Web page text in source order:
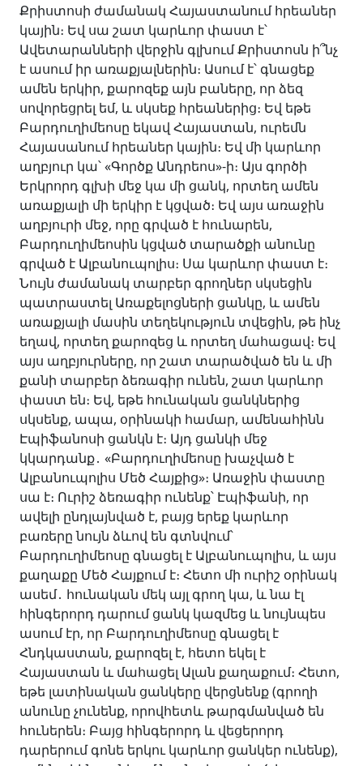
Քրիստոսի ժամանակ Հայաստանում հրեաներ
կային։ Եվ սա շատ կարևոր փաստ է՝
Ավետարանների վերջին գլխում Քրիստոսն ի՞նչ
է ասում իր առաքյալներին։ Ասում է՝ գնացեք
ամեն երկիր, քարոզեք այն բաները, որ ձեզ
սովորեցրել եմ, և սկսեք հրեաներից։ Եվ եթե
Բարդուղիմեոսը եկավ Հայաստան, ուրեմն
Հայասանում հրեաներ կային։ Եվ մի կարևոր
աղբյուր կա՝ «Գործք Անդրեոս»-ի։ Այս գործի
Երկրորդ գլխի մեջ կա մի ցանկ, որտեղ ամեն
առաքյալի մի երկիր է կցված։ Եվ այս առաջին
աղբյուրի մեջ, որը գրված է հունարեն,
Բարդուղիմեոսին կցված տարածքի անունը
գրված է Ալբանուպոլիս։ Սա կարևոր փաստ է։
Նույն ժամանակ տարբեր գրողներ սկսեցին
պատրաստել Առաքելոցների ցանկը, և ամեն
առաքյալի մասին տեղեկություն տվեցին, թե ինչ
եղավ, որտեղ քարոզեց և որտեղ մահացավ։ Եվ
այս աղբյուրները, որ շատ տարածված են և մի
քանի տարբեր ձեռագիր ունեն, շատ կարևոր
փաստ են։ Եվ, եթե հունական ցանկներից
սկսենք, ապա, օրինակի համար, ամենահինն
Էպիֆանոսի ցանկն է։ Այդ ցանկի մեջ
կկարդանք․ «Բարդուղիմեոսը խաչված է
Ալբանուպոլիս Մեծ Հայքից»։ Առաջին փաստը
սա է։ Ուրիշ ձեռագիր ունենք՝ Էպիֆանի, որ
ավելի ընդլայնված է, բայց երեք կարևոր
բառերը նույն ձևով են գտնվում՝
Բարդուղիմեոսը գնացել է Ալբանուպոլիս, և այս
քաղաքը Մեծ Հայքում է։ Հետո մի ուրիշ օրինակ
ասեմ․ հունական մեկ այլ գրող կա, և նա էլ
հինգերորդ դարում ցանկ կազմեց և նույնպես
ասում էր, որ Բարդուղիմեոսը գնացել է
Հնդկաստան, քարոզել է, հետո եկել է
Հայաստան և մահացել Ալան քաղաքում։ Հետո,
եթե լատինական ցանկերը վերցնենք (գրողի
անունը չունենք, որովհետև թարգմանված են
հուներեն։ Բայց հինգերորդ և վեցերորդ
դարերում գոնե երկու կարևոր ցանկեր ունենք),